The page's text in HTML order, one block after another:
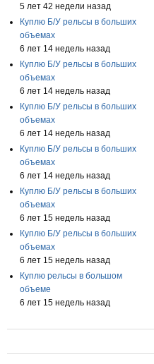
5 лет 42 недели назад
Куплю Б/У рельсы в больших
объемах
6 лет 14 недель назад
Куплю Б/У рельсы в больших
объемах
6 лет 14 недель назад
Куплю Б/У рельсы в больших
объемах
6 лет 14 недель назад
Куплю Б/У рельсы в больших
объемах
6 лет 14 недель назад
Куплю Б/У рельсы в больших
объемах
6 лет 15 недель назад
Куплю Б/У рельсы в больших
объемах
6 лет 15 недель назад
Куплю рельсы в большом
объеме
6 лет 15 недель назад